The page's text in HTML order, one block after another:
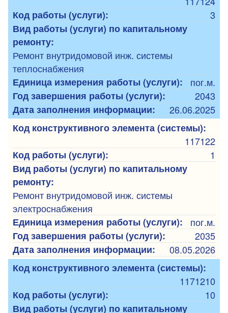
Код работы (услуги):
3
Вид работы (услуги) по капитальному
ремонту:
Ремонт внутридомовой инж. системы
теплоснабжения
Единица измерения работы (услуги):
пог.м.
Год завершения работы (услуги):
2043
Дата заполнения информации:
26.06.2025
Код конструктивного элемента (системы):
117122
Код работы (услуги):
1
Вид работы (услуги) по капитальному
ремонту:
Ремонт внутридомовой инж. системы
электроснабжения
Единица измерения работы (услуги):
пог.м.
Год завершения работы (услуги):
2035
Дата заполнения информации:
08.05.2026
Код конструктивного элемента (системы):
1171210
Код работы (услуги):
10
Вид работы (услуги) по капитальному